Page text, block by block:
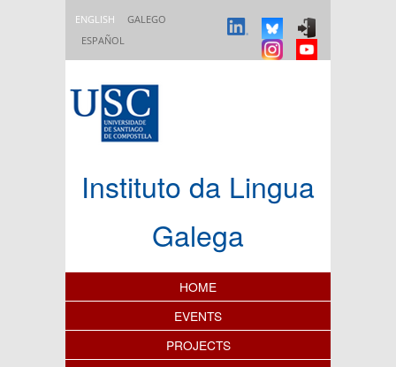
ENGLISH
GALEGO
ESPAÑOL
Instituto da Lingua
Galega
Content Index
HOME
EVENTS
PROJECTS